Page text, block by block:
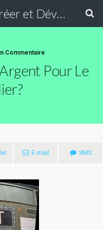
Entreprendre, Créer et Développer une entreprise, Faire travailler son argent
Commentaire
Pour Le
E-mail SMS